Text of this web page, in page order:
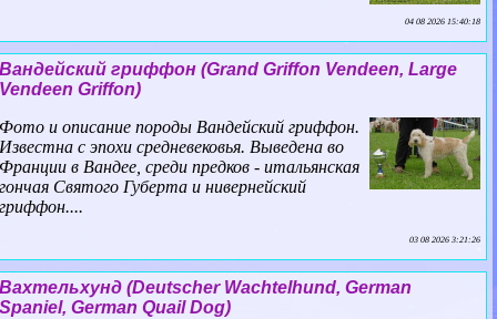
04 08 2026 15:40:18
Вандейский гриффон (Grand Griffon Vendeen, Large
Vendeen Griffon)
Фото и описание породы Вандейский гриффон.
Известна с эпохи средневековья. Выведена во
Франции в Вандее, среди предков - итальянская
гончая Святого Губерта и нивернейский
гриффон....
03 08 2026 3:21:26
Вахтельхунд (Deutscher Wachtelhund, German
Spaniel, German Quail Dog)